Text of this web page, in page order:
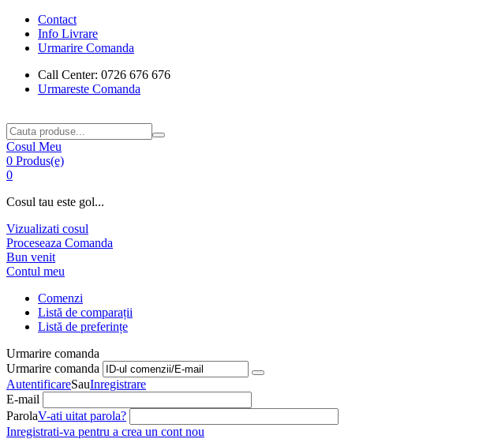
Contact
Info Livrare
Urmarire Comanda
Call Center: 0726 676 676
Urmareste Comanda
Cosul Meu
0 Produs(e)
0
Cosul tau este gol...
Vizualizati cosul
Proceseaza Comanda
Bun venit
Contul meu
Comenzi
Listă de comparații
Listă de preferințe
Urmarire comanda
Urmarire comanda
AutentificareSauInregistrare
E-mail
ParolaV-ati uitat parola?
Inregistrati-va pentru a crea un cont nou